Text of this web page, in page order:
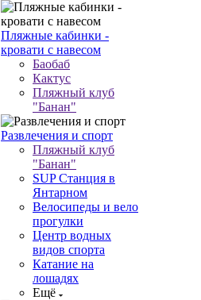
Пляжные кабинки -
кровати с навесом
Баобаб
Кактус
Пляжный клуб
"Банан"
Развлечения и спорт
Пляжный клуб
"Банан"
SUP Станция в
Янтарном
Велосипеды и вело
прогулки
Центр водных
видов спорта
Катание на
лошадях
Ещё